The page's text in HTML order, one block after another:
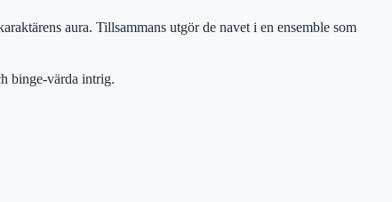
aura. Tillsammans utgör de navet i en ensemble som
binge-värda intrig.